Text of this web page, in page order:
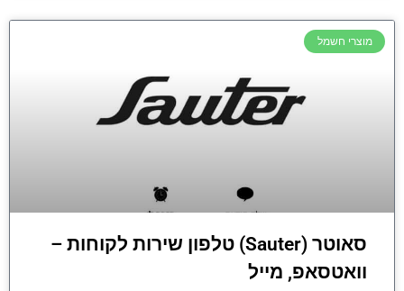
מוצרי חשמל
סאוטר (Sauter) טלפון שירות לקוחות –
וואטסאפ, מייל